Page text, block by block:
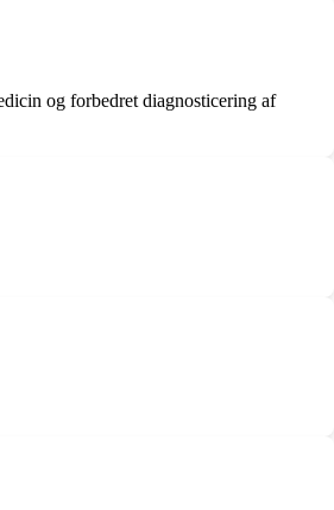
og forbedret diagnosticering af